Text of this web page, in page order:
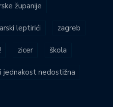
županije
leptirići zagreb
zicer škola
jednakost nedostižna